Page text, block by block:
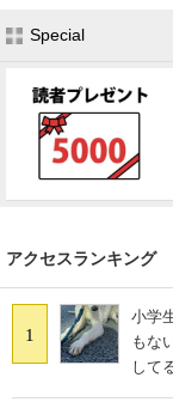
Special
アクセスランキング
1
小学
もな
して